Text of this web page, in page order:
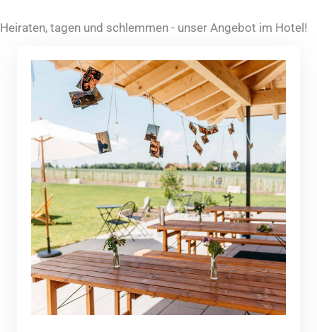
Heiraten, tagen und schlemmen - unser Angebot im Hotel!